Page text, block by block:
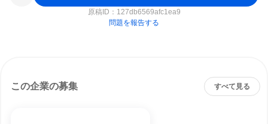
原稿ID： 127db6569afc1ea9
問題を報告する
この企業の募集 すべて見る